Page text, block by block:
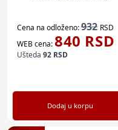
Cena na odloženo:932 RSD
WEB cena:840 RSD
Ušteda 92 RSD
Dodaj u korpu